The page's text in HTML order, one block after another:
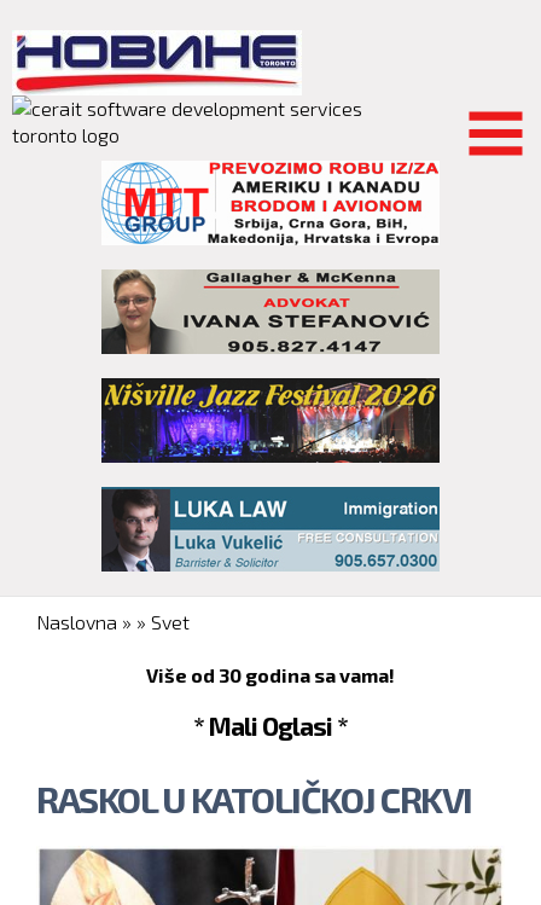
main
content
You are here
Naslovna » » Svet
Više od 30 godina sa vama!
* Mali Oglasi *
RASKOL U KATOLIČKOJ CRKVI